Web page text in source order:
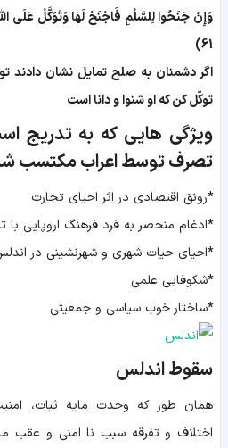
وَإِنْ جَنَحُوا لِلسَّلْمِ فَاجْنَحْ لَهَا وَتَوَكَّلْ عَلَى
61)
اگر دشمنان به صلح تمایل نشان دادند
توکّل کن که او شنوا و دانا است
ویژگی هایی که به تدریج
تصرف توسط اعراب مکتسب
*رونق اقتصادی در اثر احیای تجارت
*ادغام منحصر به فرد فرهنگ اروپایی با
*احیای حیات شهری و شهرنشینی در
*شکوفایی علمی
*ساختار خوب سیاسی و جمعیتی
سقوط اندلس
همان طور كه وحدت مايه ثبات،
اختلاف و تفرقه سبب نا امنى و عقب